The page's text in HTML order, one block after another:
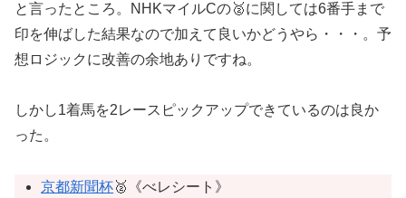
と言ったところ。NHKマイルCの🥈に関しては6番手まで
印を伸ばした結果なので加えて良いかどうやら・・・。予
想ロジックに改善の余地ありですね。
しかし1着馬を2レースピックアップできているのは良か
った。
京都新聞杯🥈《べレシート》